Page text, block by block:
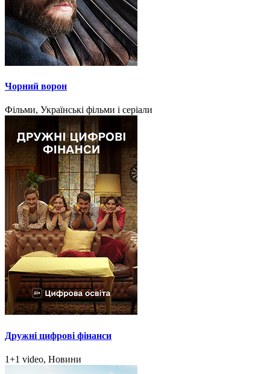
Чорний ворон
Фільми, Українські фільми і серіали
Дружні цифрові фінанси
1+1 video, Новини